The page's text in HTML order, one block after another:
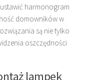
harmonogram
domowników w
są nie tylko
oszczędności
lampek